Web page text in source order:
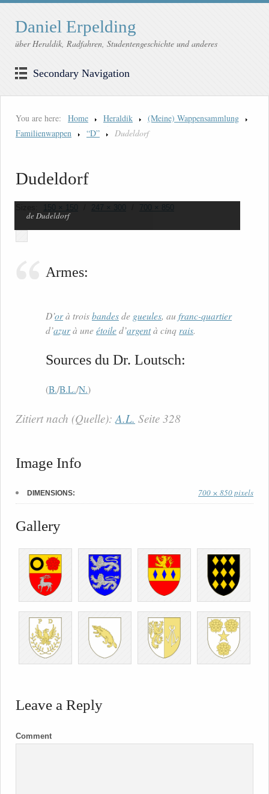
Daniel Erpelding
über Heraldik, Radfahren, Studentengeschichte und anderes
Secondary Navigation
You are here: Home Heraldik
(Meine) Wappensammlung
Familienwappen
“D” Dudeldorf
Dudeldorf
150 × 150 247 × 300 700 × 850
de Dudeldorf
Armes:
D’orà troisbandesde gueules, au franc-quartier
d’azurà uneétoiled’argentà cinqrais.
Sources du Dr. Loutsch:
(B./B.L./N.)
Zitiert nach (Quelle):A.L. Seite 328
Image Info
DIMENSIONS: 700 × 850 pixels
Gallery
Leave a Reply
Comment